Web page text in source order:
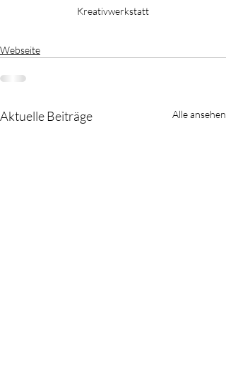
Kreativwerkstatt
Webseite
Aktuelle Beiträge Alle ansehen